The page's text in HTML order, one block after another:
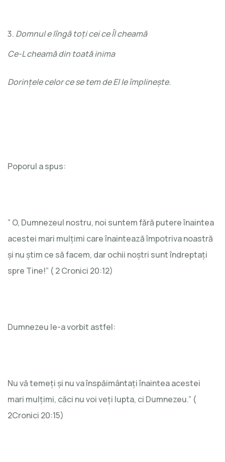
Domnul e lîngă toți cei ce Îl cheamă
Ce-L cheamă din toată inima
Dorințele celor ce se tem de El le împlinește.
Poporul a spus:
” O, Dumnezeul nostru, noi suntem fără putere înaintea
acestei mari mulțimi care înaintează împotriva noastră
și nu știm ce să facem, dar ochii noștri sunt îndreptați
spre Tine!” ( 2 Cronici 20:12)
Dumnezeu le-a vorbit astfel:
Nu vă temeți și nu va înspăimântați înaintea acestei
mari mulțimi, căci nu voi veți lupta, ci Dumnezeu.” (
2Cronici 20:15)